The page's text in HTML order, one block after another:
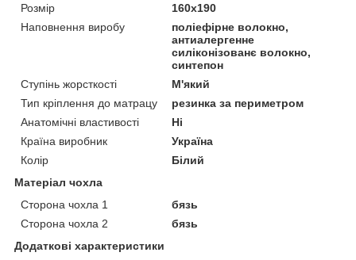
Розмір
160x190
Наповнення виробу
поліефірне волокно,
антиалергенне
силіконізованє волокно,
синтепон
Ступінь жорсткості
М'який
Тип кріплення до матрацу
резинка за периметром
Анатомічні властивості
Ні
Країна виробник
Україна
Колір
Білий
Матеріал чохла
Сторона чохла 1
бязь
Сторона чохла 2
бязь
Додаткові характеристики